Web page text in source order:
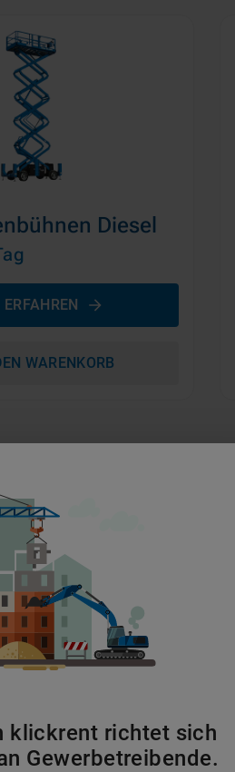
Diesel
WARENKORB
klickrent richtet sich
Gewerbetreibende.